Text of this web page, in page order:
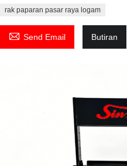
rak paparan pasar raya logam
 Send Email Butiran